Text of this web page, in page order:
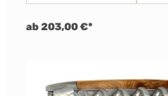
ab 203,00 €*